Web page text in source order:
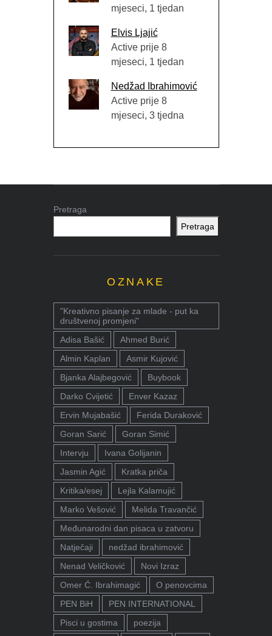
mjeseci, 1 tjedan
Elvis Ljajić
Active prije 8
mjeseci, 1 tjedan
Nedžad Ibrahimović
Active prije 8
mjeseci, 3 tjedna
Pretraga
Pretraga
OZNAKE
"Kreativno pisanje za mlade - put ka
društvenoj promjeni"
Adisa Bašić
Ahmed Burić
Almin Kaplan
Asmir Kujović
Bjanka Alajbegović
Buybook
Darko Cvijetić
Enver Kazaz
Ervin Mujabašić
Ferida Duraković
Goran Sarić
Goran Simić
Intervju
Ivana Golijanin
Jasmin Agić
Kratka priča
Kritika/esej
Lejla Kalamujić
Marko Vešović
Melida Travančić
Međunarodni dan pisaca u zatvoru
Natječaji
nedžad ibrahimović
Nenad Veličković
Novi Izraz
Omer Ć. Ibrahimagić
O penovcima
PEN BiH
PEN INTERNATIONAL
Pisci u gostima
poezija